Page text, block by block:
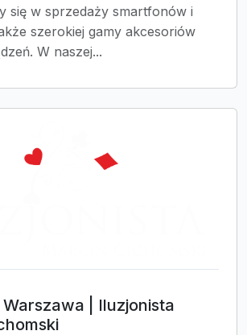
się w sprzedaży smartfonów i
szerokiej gamy akcesoriów
W naszej...
| Iluzjonista